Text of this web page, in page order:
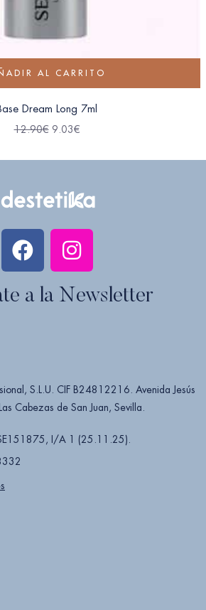
AL CARRITO
Dream Long 7ml
12.90€ 9.03€
a la Newsletter
S.L.U. CIF B24812216. Avenida Jesús
Cabezas de San Juan, Sevilla.
I/A 1 (25.11.25).